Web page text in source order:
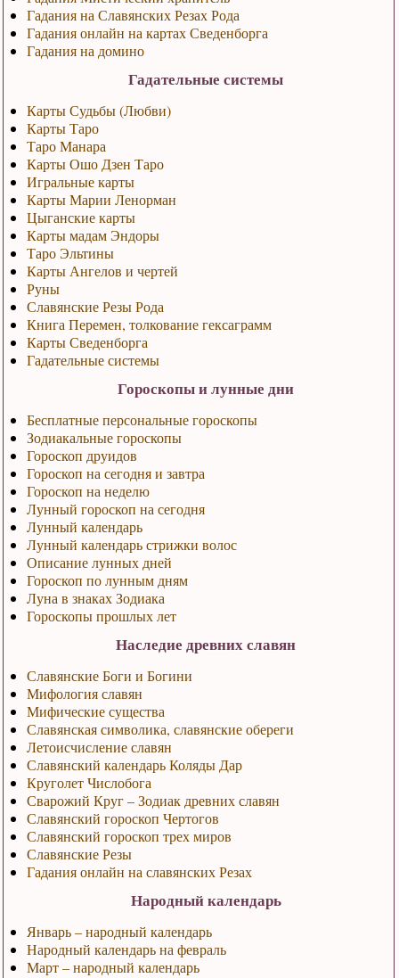
Гадания на Славянских Резах Рода
Гадания онлайн на картах Сведенборга
Гадания на домино
Гадательные системы
Карты Судьбы (Любви)
Карты Таро
Таро Манара
Карты Ошо Дзен Таро
Игральные карты
Карты Марии Ленорман
Цыганские карты
Карты мадам Эндоры
Таро Эльтины
Карты Ангелов и чертей
Руны
Славянские Резы Рода
Книга Перемен, толкование гексаграмм
Карты Сведенборга
Гадательные системы
Гороскопы и лунные дни
Бесплатные персональные гороскопы
Зодиакальные гороскопы
Гороскоп друидов
Гороскоп на сегодня и завтра
Гороскоп на неделю
Лунный гороскоп на сегодня
Лунный календарь
Лунный календарь стрижки волос
Описание лунных дней
Гороскоп по лунным дням
Луна в знаках Зодиака
Гороскопы прошлых лет
Наследие древних славян
Славянские Боги и Богини
Мифология славян
Мифические существа
Славянская символика, славянские обереги
Летоисчисление славян
Славянский календарь Коляды Дар
Круголет Числобога
Сварожий Круг – Зодиак древних славян
Славянский гороскоп Чертогов
Славянский гороскоп трех миров
Славянские Резы
Гадания онлайн на славянских Резах
Народный календарь
Январь – народный календарь
Народный календарь на февраль
Март – народный календарь